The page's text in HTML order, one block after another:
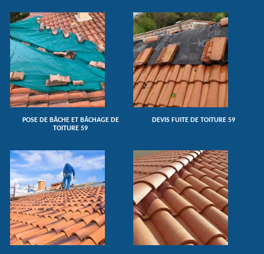
POSE DE BÂCHE ET BÂCHAGE DE
TOITURE 59
DEVIS FUITE DE TOITURE 59